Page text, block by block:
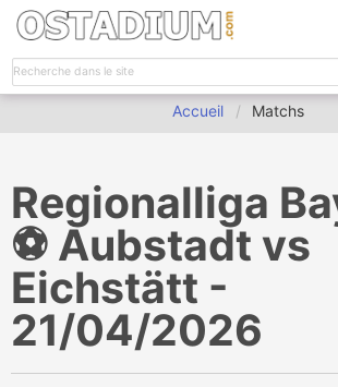
Accueil Matchs
Regionalliga
⚽️ Aubstadt vs
Eichstätt -
21/04/2026